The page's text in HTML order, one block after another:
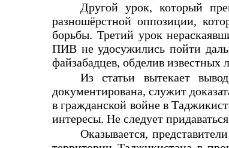
Другой урок, который
разношёрстной оппозиции,
борьбы. Третий урок
ПИВ не удосужились пойти
файзабадцев, обделив
Из статьи вытекает
документирована, служит
в гражданской войне в
интересы. Не следует
Оказывается,